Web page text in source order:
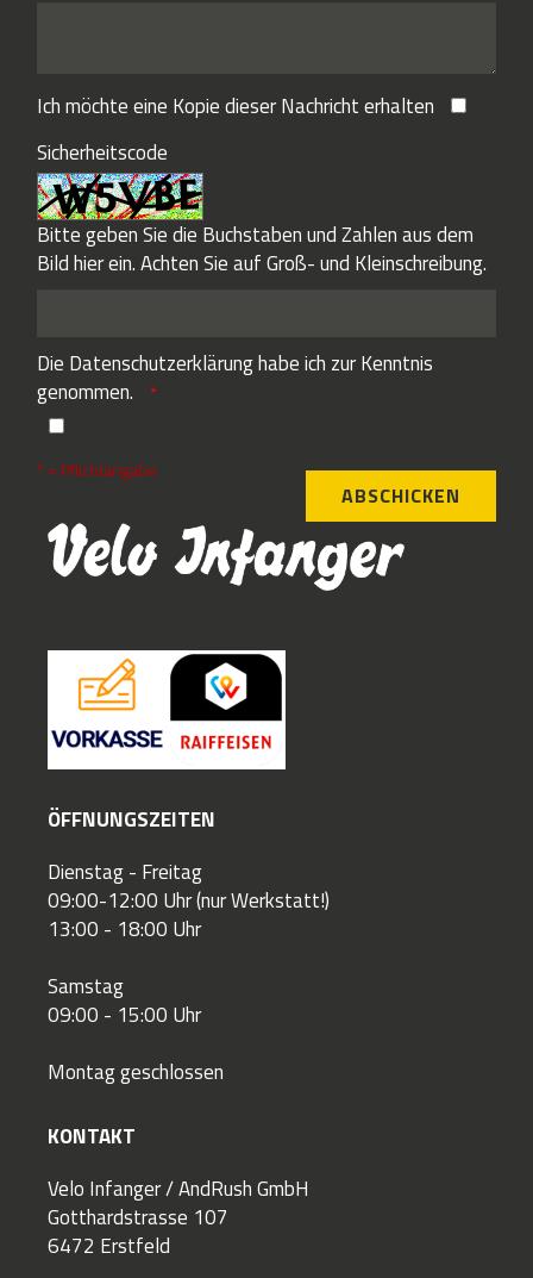
Ich möchte eine Kopie dieser Nachricht erhalten
Sicherheitscode
Bitte geben Sie die Buchstaben und Zahlen aus dem
Bild hier ein. Achten Sie auf Groß- und Kleinschreibung.
Die Datenschutzerklärunghabe ich zur Kenntnis
genommen.
ABSCHICKEN
* = Pflichtangabe
ÖFFNUNGSZEITEN
Dienstag - Freitag
09:00-12:00 Uhr (nur Werkstatt!)
13:00 - 18:00 Uhr
Samstag
09:00 - 15:00 Uhr
Montag geschlossen
KONTAKT
Velo Infanger / AndRush GmbH
Gotthardstrasse 107
6472 Erstfeld